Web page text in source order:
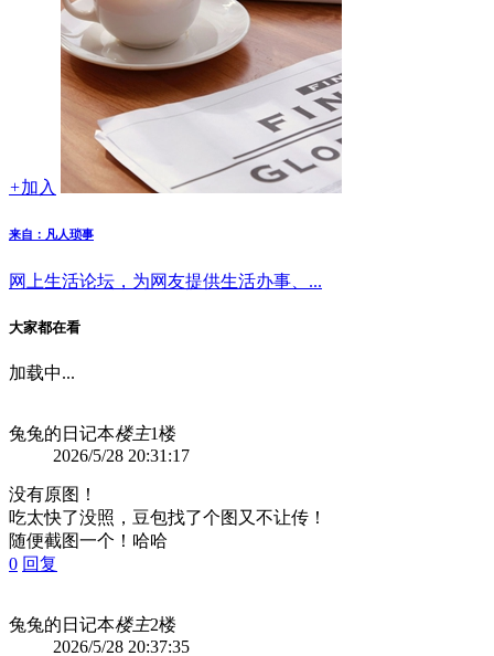
+加入
来自：凡人琐事
网上生活论坛，为网友提供生活办事、...
大家都在看
加载中...
兔兔的日记本楼主1楼
2026/5/28 20:31:17
没有原图！
吃太快了没照，豆包找了个图又不让传！
随便截图一个！哈哈
0 回复
兔兔的日记本楼主2楼
2026/5/28 20:37:35